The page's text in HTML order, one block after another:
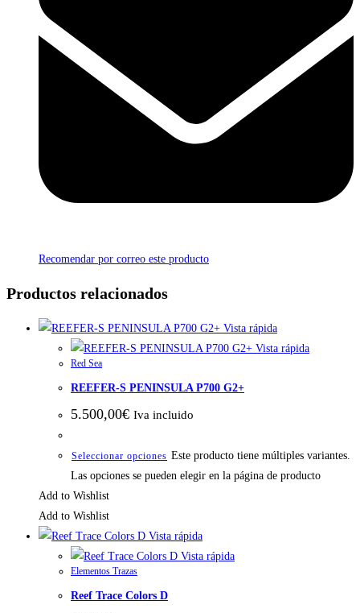
Recomendar por correo este producto
Productos relacionados
Vista rápida
Vista rápida
Red Sea
REEFER-S PENINSULA P700 G2+
5.500,00€ Iva incluido
Seleccionar opciones Este producto tiene múltiples variantes.
Las opciones se pueden elegir en la página de producto
Add to Wishlist
Add to Wishlist
Vista rápida
Vista rápida
Elementos Trazas
Reef Trace Colors D